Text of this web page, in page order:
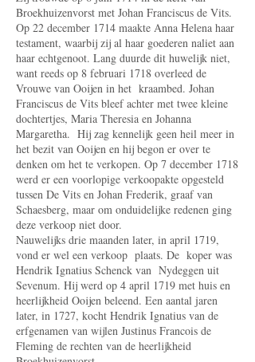
Broekhuizenvorst met Johan Franciscus de Vits.
Op 22 december 1714 maakte Anna Helena haar
testament, waarbij zij al haar goederen naliet aan
haar echtgenoot. Lang duurde dit huwelijk niet,
want reeds op 8 februari 1718 overleed de
Vrouwe van Ooijen in het kraambed. Johan
Franciscus de Vits bleef achter met twee kleine
dochtertjes, Maria Theresia en Johanna
Margaretha. Hij zag kennelijk geen heil meer in
het bezit van Ooijen en hij begon er over te
denken om het te verkopen. Op 7 december 1718
werd er een voorlopige verkoopakte opgesteld
tussen De Vits en Johan Frederik, graaf van
Schaesberg, maar om onduidelijke redenen ging
deze verkoop niet door.
Nauwelijks drie maanden later, in april 1719,
vond er wel een verkoop plaats. De koper was
Hendrik Ignatius Schenck van Nydeggen uit
Sevenum. Hij werd op 4 april 1719 met huis en
heerlijkheid Ooijen beleend. Een aantal jaren
later, in 1727, kocht Hendrik Ignatius van de
erfgenamen van wijlen Justinus Francois de
Fleming de rechten van de heer­lijkheid